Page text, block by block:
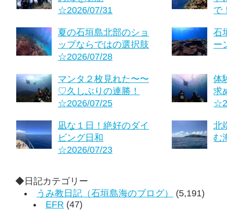
☆2026/07/31
で
夏の石垣島北部のショ
ップならではの選択肢
☆2026/07/28
石
ー
マンタ２枚見れた〜〜
♡久しぶりの連勝！
☆2026/07/25
体
求
凪な１日！絶好のダイ
ビング日和
☆2026/07/23
北
む
◆日記カテゴリー
うみ教日記（石垣島海のブログ）
(5,191)
EFR (47)